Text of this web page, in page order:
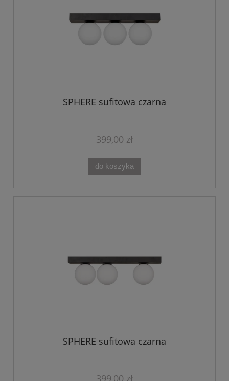
SPHERE sufitowa czarna
399,00 zł
do koszyka
SPHERE sufitowa czarna